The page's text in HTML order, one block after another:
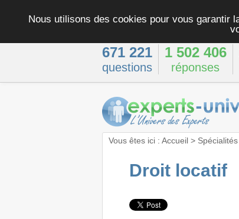
Nous utilisons des cookies pour vous garantir
671 221
questions
1 502 406
réponses
Vous êtes ici : Accueil> Spécialités
Droit locatif